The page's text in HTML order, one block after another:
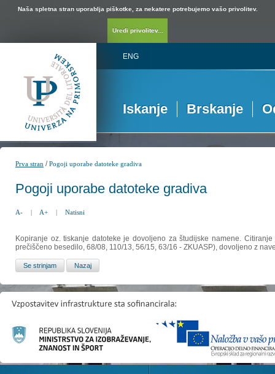
Naša spletna stran uporablja piškotke, za nekatere potrebujemo vašo privolitev.
Uredi privolitev...
ENG
Iskanje Brskanje
Prva stran /Pogoji uporabe datoteke gradiva
Pogoji uporabe datoteke gradiva
A- | A+ | Natisni
Kopiranje oz. tiskanje datoteke je dovoljeno za študijske namene.
prečiščeno besedilo, 68/08, 110/13, 56/15, 63/16 - ZKUASP), dovoljeno z